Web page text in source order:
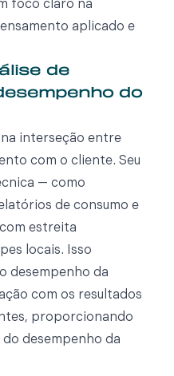
foco claro na
aplicado e
de
do
interseção entre
com o cliente. Seu
— como
de consumo e
estreita
locais. Isso
desempenho da
com os resultados
proporcionando
desempenho da